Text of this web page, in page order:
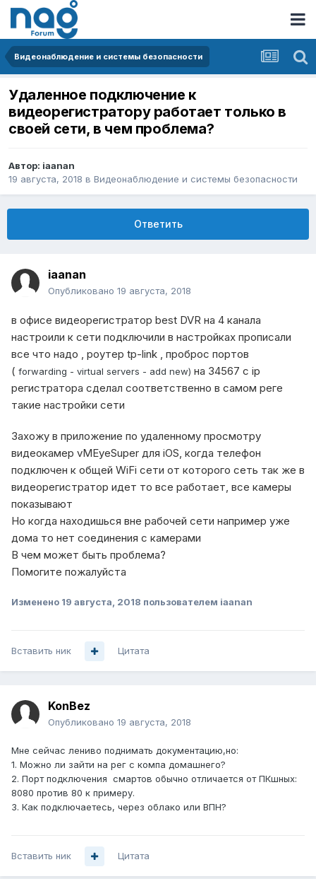
Видеонаблюдение и системы безопасности
Удаленное подключение к
видеорегистратору работает только в
своей сети, в чем проблема?
Автор: iaanan
19 августа, 2018 в Видеонаблюдение и системы безопасности
Ответить
iaanan
Опубликовано 19 августа, 2018
в офисе видеорегистратор best DVR на 4 канала
настроили к сети подключили в настройках прописали
все что надо , роутер tp-link , проброс портов
( forwarding - virtual servers - add new) на 34567 с ip
регистратора сделал соответственно в самом реге
такие настройки сети
Захожу в приложение по удаленному просмотру
видеокамер vMEyeSuper для iOS, когда телефон
подключен к общей WiFi сети от которого сеть так же в
видеорегистратор идет то все работает, все камеры
показывают
Но когда находишься вне рабочей сети например уже
дома то нет соединения с камерами
В чем может быть проблема?
Помогите пожалуйста
Изменено 19 августа, 2018 пользователем iaanan
Вставить ник Цитата
KonBez
Опубликовано 19 августа, 2018
Мне сейчас лениво поднимать документацию,но:
1. Можно ли зайти на рег с компа домашнего?
2. Порт подключения смартов обычно отличается от ПКшных:
8080 против 80 к примеру.
3. Как подключаетесь, через облако или ВПН?
Вставить ник Цитата